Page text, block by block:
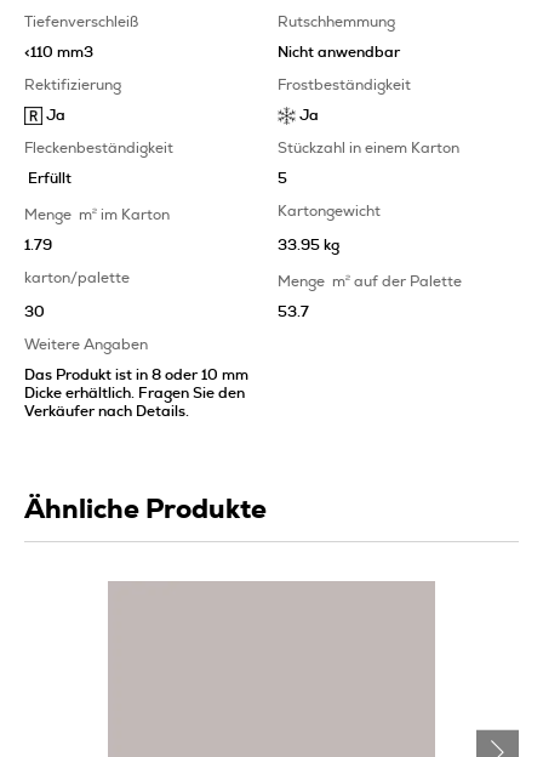
Tiefenverschleiß
<110 mm3
Rutschhemmung
Nicht anwendbar
Rektifizierung
Ja
Frostbeständigkeit
Ja
Fleckenbeständigkeit
Erfüllt
Stückzahl in einem Karton
5
Menge m2 im Karton
1.79
Kartongewicht
33.95 kg
karton/palette
30
Mengem2 auf der Palette
53.7
Weitere Angaben
Das Produkt ist in 8 oder 10 mm
Dicke erhältlich. Fragen Sie den
Verkäufer nach Details.
Ähnliche Produkte